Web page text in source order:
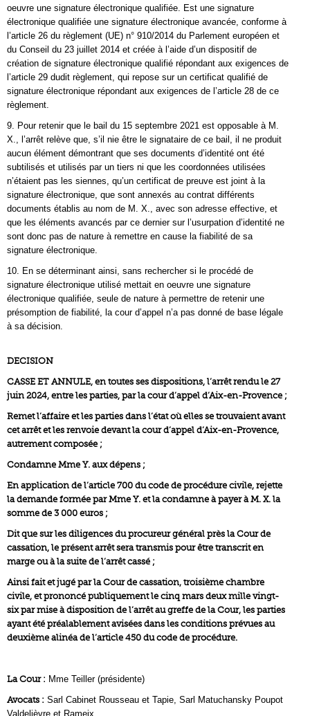
oeuvre une signature électronique qualifiée. Est une signature
électronique qualifiée une signature électronique avancée, conforme à
l’article 26 du règlement (UE) n° 910/2014 du Parlement européen et
du Conseil du 23 juillet 2014 et créée à l’aide d’un dispositif de
création de signature électronique qualifié répondant aux exigences de
l’article 29 dudit règlement, qui repose sur un certificat qualifié de
signature électronique répondant aux exigences de l’article 28 de ce
règlement.
9. Pour retenir que le bail du 15 septembre 2021 est opposable à M.
X., l’arrêt relève que, s’il nie être le signataire de ce bail, il ne produit
aucun élément démontrant que ses documents d’identité ont été
subtilisés et utilisés par un tiers ni que les coordonnées utilisées
n’étaient pas les siennes, qu’un certificat de preuve est joint à la
signature électronique, que sont annexés au contrat différents
documents établis au nom de M. X., avec son adresse effective, et
que les éléments avancés par ce dernier sur l’usurpation d’identité ne
sont donc pas de nature à remettre en cause la fiabilité de sa
signature électronique.
10. En se déterminant ainsi, sans rechercher si le procédé de
signature électronique utilisé mettait en oeuvre une signature
électronique qualifiée, seule de nature à permettre de retenir une
présomption de fiabilité, la cour d’appel n’a pas donné de base légale
à sa décision.
DECISION
CASSE ET ANNULE, en toutes ses dispositions, l’arrêt rendu le 27
juin 2024, entre les parties, par la cour d’appel d’Aix-en-Provence ;
Remet l’affaire et les parties dans l’état où elles se trouvaient avant
cet arrêt et les renvoie devant la cour d’appel d’Aix-en-Provence,
autrement composée ;
Condamne Mme Y. aux dépens ;
En application de l’article 700 du code de procédure civile, rejette
la demande formée par Mme Y. et la condamne à payer à M. X. la
somme de 3 000 euros ;
Dit que sur les diligences du procureur général près la Cour de
cassation, le présent arrêt sera transmis pour être transcrit en
marge ou à la suite de l’arrêt cassé ;
Ainsi fait et jugé par la Cour de cassation, troisième chambre
civile, et prononcé publiquement le cinq mars deux mille vingt-
six par mise à disposition de l’arrêt au greffe de la Cour, les parties
ayant été préalablement avisées dans les conditions prévues au
deuxième alinéa de l’article 450 du code de procédure.
La Cour : Mme Teiller (présidente)
Avocats : Sarl Cabinet Rousseau et Tapie, Sarl Matuchansky Poupot
Valdelièvre et Rameix